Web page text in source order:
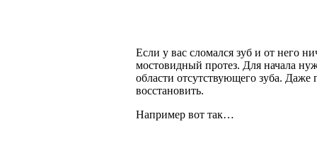
Если у вас сломался зуб и от него
мостовидный протез. Для начала
области отсутствующего зуба. Даже
восстановить.
Например вот так…